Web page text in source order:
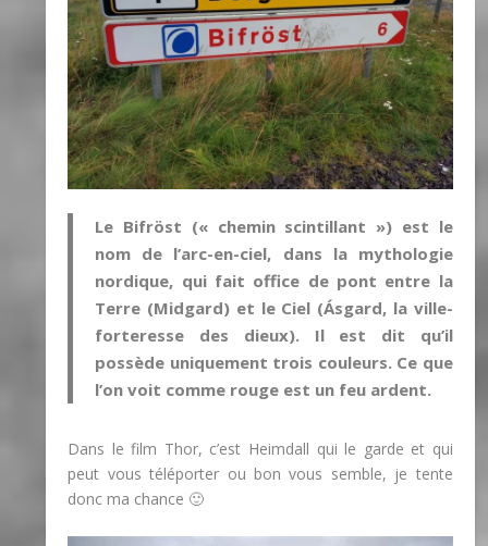
Le Bifröst (« chemin scintillant ») est le
nom de l’arc-en-ciel, dans la mythologie
nordique, qui fait office de pont entre la
Terre (Midgard) et le Ciel (Ásgard, la ville-
forteresse des dieux). Il est dit qu’il
possède uniquement trois couleurs. Ce que
l’on voit comme rouge est un feu ardent.
Dans le film Thor, c’est Heimdall qui le garde et qui
peut vous téléporter ou bon vous semble, je tente
donc ma chance 🙂